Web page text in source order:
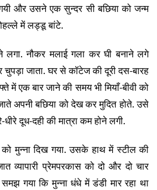
और उसने एक सुन्दर सी बछिया को जन्म
में लड्डू बांटे.
नौकर मलाई गला कर घी बनाने लगे
चुपड़ा जाता. घर से कॉटेज की दूरी दस-बारह
में एक बार जाने की समय भी मियाँ-बीवी को
अपनी बछिया को देख कर मुदित होते. उसे
धीरे दूध-दही की मात्रा कम होने लगी.
मुन्ना दिख गया. उसके हाथ में स्टील की
व्यापारी प्रेमपरकास को दो और दो चार
गया कि मुन्ना धंधे में डंडी मार रहा था